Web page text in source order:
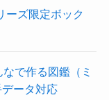
ーズ限定ボック
で作る図鑑（ミ
ータ対応